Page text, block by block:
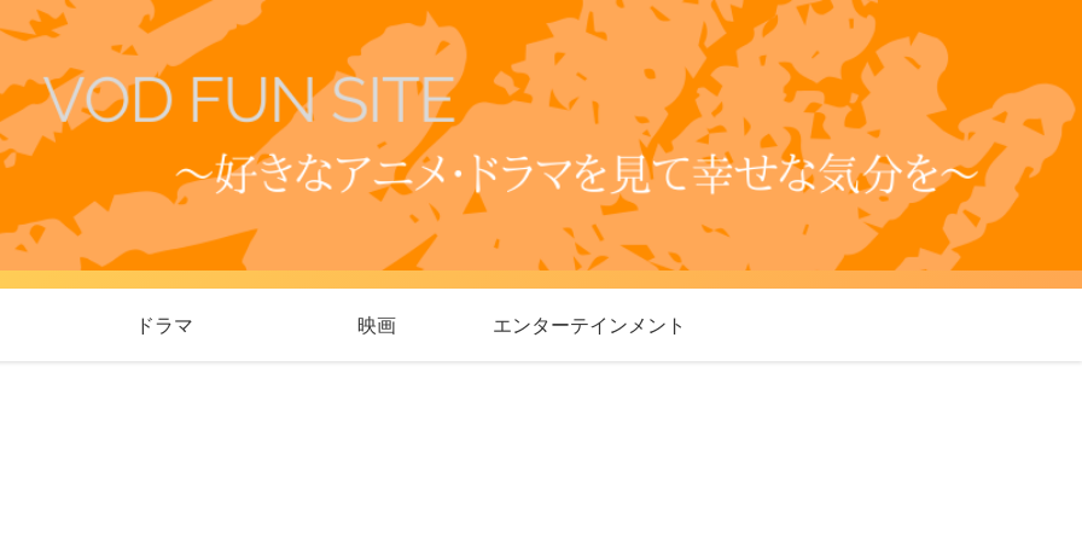
ドラマ 映画 エンターテインメント